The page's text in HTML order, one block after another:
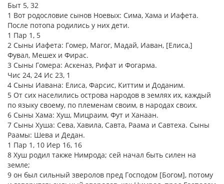
Быт 5, 32
1 Вот родословие сынов Ноевых: Сима, Хама и Иафета.
После потопа родились у них дети.
1 Пар 1, 5
2 Сыны Иафета: Гомер, Магог, Мадай, Иаван, [Елиса,]
Фувал, Мешех и Фирас.
3 Сыны Гомера: Аскеназ, Рифат и Фогарма.
Чис 24, 24 Ис 23, 1
4 Сыны Иавана: Елиса, Фарсис, Киттим и Доданим.
5 От сих населились острова народов в землях их, каждый
по языку своему, по племенам своим, в народах своих.
6 Сыны Хама: Хуш, Мицраим, Фут и Ханаан.
7 Сыны Хуша: Сева, Хавила, Савта, Раама и Савтеха. Сыны
Раамы: Шева и Дедан.
1 Пар 1, 10 Иер 16, 16
8 Хуш родил также Нимрода; сей начал быть силен на
земле;
9 он был сильный зверолов пред Господом [Богом], потому